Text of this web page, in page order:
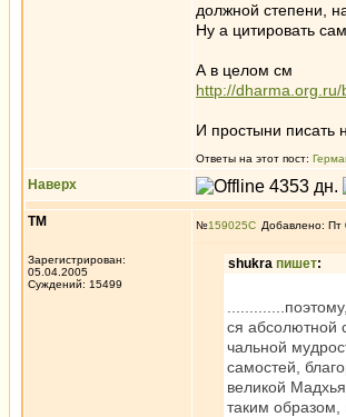
должной степени,
Ну а цитировать
А в целом см
http://
И простыни писать
Ответы на этот пост:
Наверх
ТМ
Зарегистрирован:
05.04.2005
Суждений: 15499
№159025 Добавлено: Пт
shukra пишет:
ся абсолютной
чальной
самостей,
великой
таким образом,